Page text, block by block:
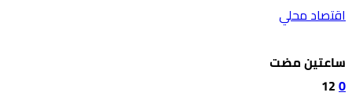
اقتصاد محلي
‫‫‫‏‫ساعتين مضت‬
0
12